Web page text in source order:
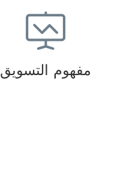
مفهوم التسويق